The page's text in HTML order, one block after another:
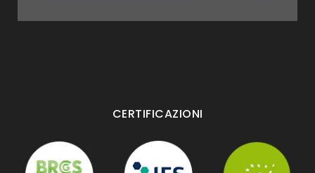
CERTIFICAZIONI